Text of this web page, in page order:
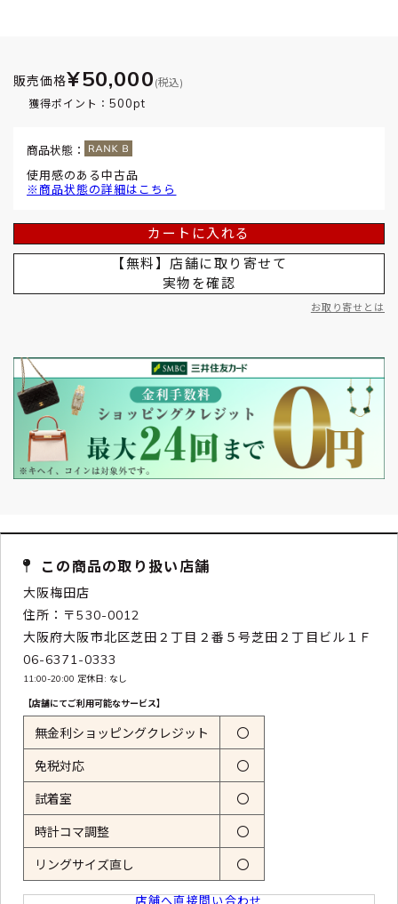
販売価格¥50,000 (税込)
獲得ポイント： 500pt
商品状態：
使用感のある中古品
※商品状態の詳細はこちら
カートに入れる
【無料】店舗に取り寄せて
実物を確認
お取り寄せとは
この商品の取り扱い店舗
大阪梅田店
住所：〒530-0012
大阪府大阪市北区芝田２丁目２番５号芝田２丁目ビル１Ｆ
06-6371-0333
11:00-20:00 定休日: なし
【店舗にてご利用可能なサービス】
無金利ショッピングクレジット 〇
免税対応 〇
試着室 〇
時計コマ調整 〇
リングサイズ直し 〇
店舗へ直接問い合わせ